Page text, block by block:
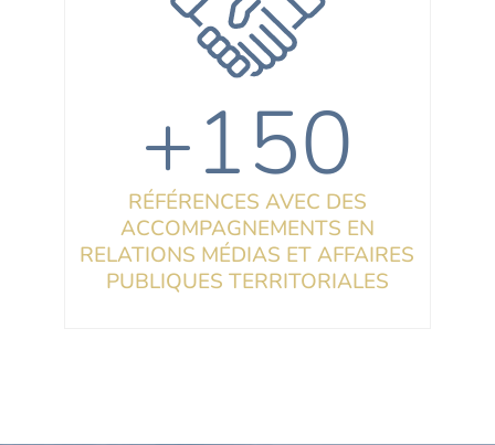
+150
RÉFÉRENCES AVEC DES
ACCOMPAGNEMENTS EN
RELATIONS MÉDIAS ET AFFAIRES
PUBLIQUES TERRITORIALES